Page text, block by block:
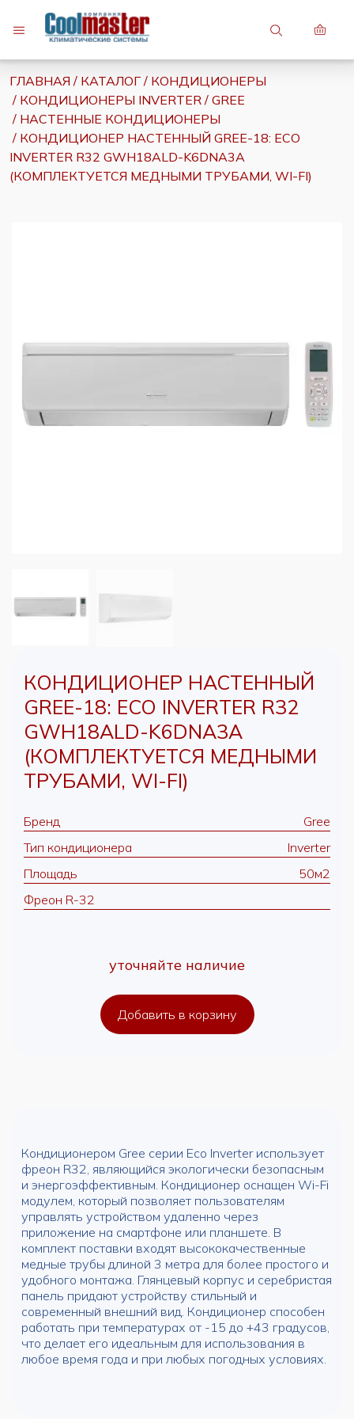
7 (747) 748-81-82
7 (7242) 27-34-34
ГЛАВНАЯ КАТАЛОГ
КОНДИЦИОНЕРЫ
КОНДИЦИОНЕРЫ INVERTER
GREE
НАСТЕННЫЕ КОНДИЦИОНЕРЫ
КОНДИЦИОНЕР НАСТЕННЫЙ GREE-18: ECO
INVERTER R32 GWH18ALD-K6DNA3A
(КОМПЛЕКТУЕТСЯ МЕДНЫМИ ТРУБАМИ, WI-FI)
КОНДИЦИОНЕР НАСТЕННЫЙ
GREE-18: ECO INVERTER R32
GWH18ALD-K6DNA3A
(КОМПЛЕКТУЕТСЯ МЕДНЫМИ
ТРУБАМИ, WI-FI)
Бренд
Gree
Тип кондиционера
Inverter
Площадь
50м2
Фреон R-32
уточняйте наличие
Добавить в корзину
Кондиционером Gree серии Eco Inverter использует
фреон R32, являющийся экологически безопасным
и энергоэффективным. Кондиционер оснащен Wi-Fi
модулем, который позволяет пользователям
управлять устройством удаленно через
приложение на смартфоне или планшете. В
комплект поставки входят высококачественные
медные трубы длиной 3 метра для более простого и
удобного монтажа. Глянцевый корпус и серебристая
панель придают устройству стильный и
современный внешний вид. Кондиционер способен
работать при температурах от -15 до +43 градусов,
что делает его идеальным для использования в
любое время года и при любых погодных условиях.